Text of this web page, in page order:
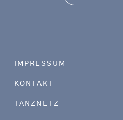
Footer menu
IMPRESSUM
KONTAKT
TANZNETZ